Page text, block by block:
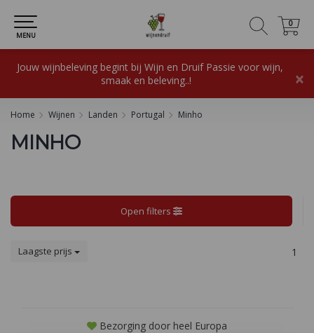
0
0
MENU
Jouw wijnbeleving begint bij Wijn en Druif Passie voor wijn,
smaak en beleving..!
×
Home Wijnen Landen Portugal Minho
MINHO
Open filters
Laagste prijs 1
Bezorging door heel Europa